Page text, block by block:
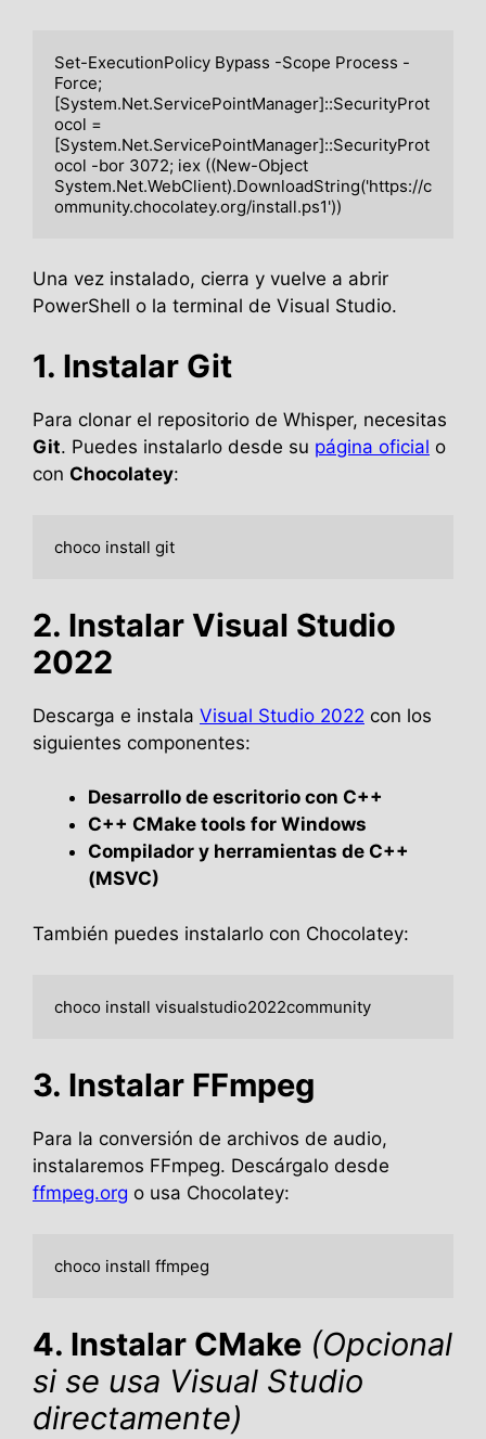
Set-ExecutionPolicy Bypass -Scope Process -
Force;
[System.Net.ServicePointManager]::SecurityProt
ocol =
[System.Net.ServicePointManager]::SecurityProt
ocol -bor 3072; iex ((New-Object
System.Net.WebClient).DownloadString('https://c
Una vez instalado, cierra y vuelve a abrir
PowerShell o la terminal de Visual Studio.
1. Instalar Git
Para clonar el repositorio de Whisper, necesitas
Git. Puedes instalarlo desde su página oficial o
con Chocolatey:
2. Instalar Visual Studio
2022
Descarga e instala Visual Studio 2022 con los
siguientes componentes:
Desarrollo de escritorio con C++
C++ CMake tools for Windows
Compilador y herramientas de C++
(MSVC)
También puedes instalarlo con Chocolatey:
3. Instalar FFmpeg
Para la conversión de archivos de audio,
instalaremos FFmpeg. Descárgalo desde
ffmpeg.org o usa Chocolatey:
4. Instalar CMake (Opcional
si se usa Visual Studio
directamente)